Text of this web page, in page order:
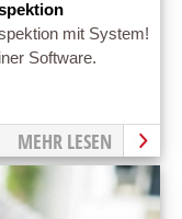
mit System!
Software.
MEHR LESEN